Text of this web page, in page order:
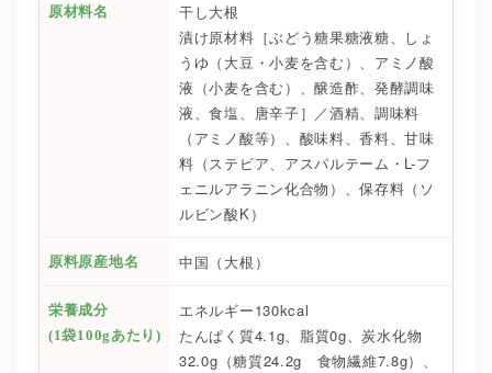
原材料名
干し大根
漬け原材料［ぶどう糖果糖液糖、しょ
うゆ（大豆・小麦を含む）、アミノ酸
液（小麦を含む）、醸造酢、発酵調味
液、食塩、唐辛子］／酒精、調味料
（アミノ酸等）、酸味料、香料、甘味
料（ステビア、アスパルテーム・L-フ
ェニルアラニン化合物）、保存料（ソ
ルビン酸K）
原料原産地名 中国（大根）
栄養成分
(1袋100gあたり)
エネルギー130kcal
たんぱく質4.1g、脂質0g、炭水化物
32.0g（糖質24.2g 食物繊維7.8g）、